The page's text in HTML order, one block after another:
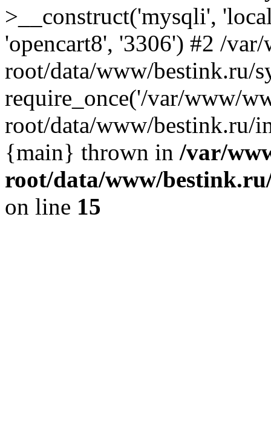
>__construct('mysqli',
'opencart8', '3306') #2 /
root/data/www/bestink.ru/
require_once('/var/www/
root/data/www/bestink.ru/
{main} thrown in /var/
root/data/www/
on line 15